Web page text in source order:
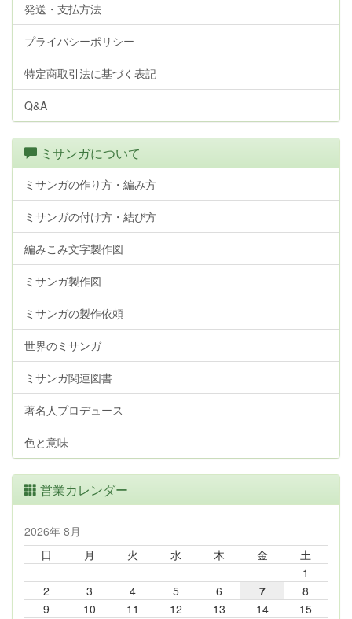
発送・支払方法
プライバシーポリシー
特定商取引法に基づく表記
Q&A
ミサンガについて
ミサンガの作り方・編み方
ミサンガの付け方・結び方
編みこみ文字製作図
ミサンガ製作図
ミサンガの製作依頼
世界のミサンガ
ミサンガ関連図書
著名人プロデュース
色と意味
営業カレンダー
2026年 8月
日
月 火 水 木 金
土
1
2
3 4 5 6 7
8
9
10 11 12 13 14 15